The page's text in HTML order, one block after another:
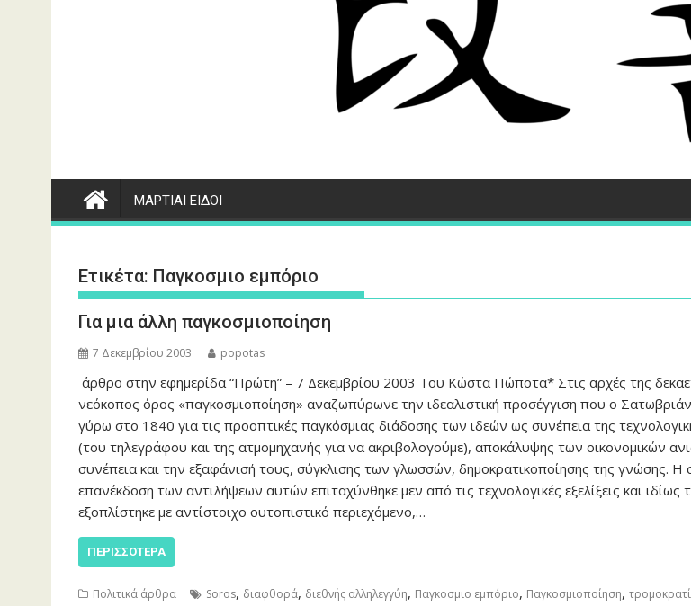
ΜΑΡΤΙΑΙ ΕΙΔΟΙ
Ετικέτα: Παγκοσμιο εμπόριο
Για μια άλλη παγκοσμιοποίηση
7 Δεκεμβρίου 2003 popotas
άρθρο στην εφημερίδα “Πρώτη” – 7 Δεκεμβρίου 2003 Του Kώστα Πώποτα* Στις αρχές της
νεόκοπος όρος «παγκοσμιοποίηση» αναζωπύρωνε την ιδεαλιστική προσέγγιση που ο
γύρω στο 1840 για τις προοπτικές παγκόσμιας διάδοσης των ιδεών ως συνέπεια της
(του τηλεγράφου και της ατμομηχανής για να ακριβολογούμε), αποκάλυψης των οικονομικών
συνέπεια και την εξαφάνισή τους, σύγκλισης των γλωσσών, δημοκρατικοποίησης της γνώσης. Η
επανέκδοση των αντιλήψεων αυτών επιταχύνθηκε μεν από τις τεχνολογικές εξελίξεις και ιδίως
εξοπλίστηκε με αντίστοιχο ουτοπιστικό περιεχόμενο,…
ΠΕΡΙΣΣΌΤΕΡΑ
Πολιτικά άρθρα Soros, διαφθορά, διεθνής αλληλεγγύη, Παγκοσμιο εμπόριο, Παγκοσμιοποίηση,